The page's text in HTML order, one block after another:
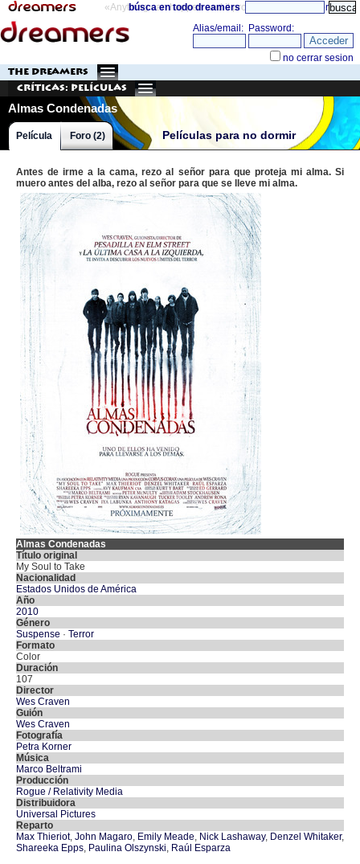
«Anything can happen and it probably will» directorio
búsca en todo dreamers
THE DREAMERS
Críticas: Películas
Almas Condenadas
Películas para no dormir
Película Foro (2)
Antes de irme a la cama, rezo al señor para que proteja mi alma. Si
muero antes del alba, rezo al señor para que se lleve mi alma.
Almas Condenadas
Título original
My Soul to Take
Nacionalidad
Estados Unidos de América
Año
2010
Género
Suspense · Terror
Formato
Color
Duración
107
Director
Wes Craven
Guión
Wes Craven
Fotografía
Petra Korner
Música
Marco Beltrami
Producción
Rogue / Relativity Media
Distribuidora
Universal Pictures
Reparto
Max Thieriot, John Magaro, Emily Meade, Nick Lashaway, Denzel Whitaker,
Shareeka Epps, Paulina Olszynski, Raúl Esparza